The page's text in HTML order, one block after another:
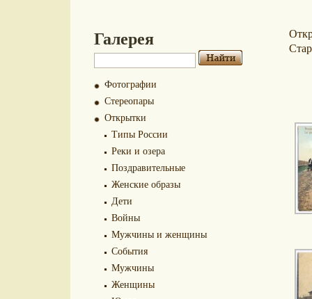
Галерея
Фотографии
Стереопары
Открытки
Типы России
Реки и озера
Поздравительные
Женские образы
Дети
Войны
Мужчины и женщины
События
Мужчины
Женщины